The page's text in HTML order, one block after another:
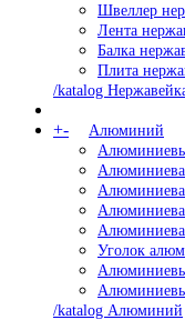
Швеллер
Лента
Балка
Плита
/katalog
+-
Алюминий
Уголок
/katalog Алюминий